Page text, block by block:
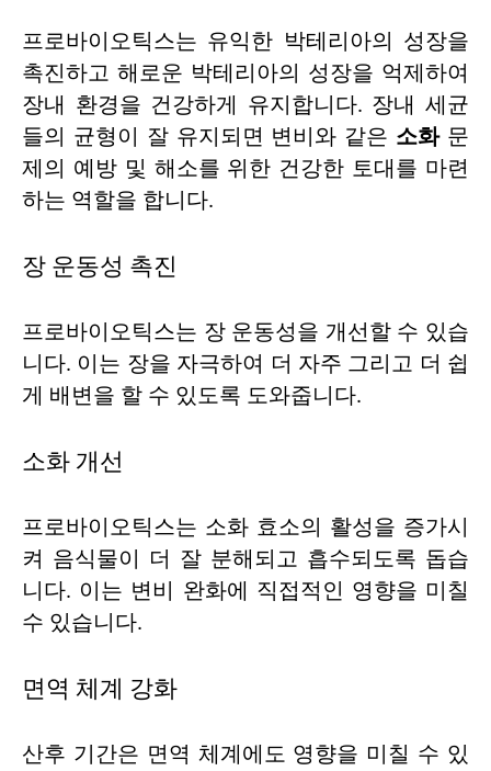
프로바이오틱스는 유익한 박테리아의 성장을
촉진하고 해로운 박테리아의 성장을 억제하여
장내 환경을 건강하게 유지합니다. 장내 세균
들의 균형이 잘 유지되면 변비와 같은 소화문
제의 예방 및 해소를 위한 건강한 토대를 마련
하는 역할을 합니다.
장 운동성 촉진
프로바이오틱스는 장 운동성을 개선할 수 있습
니다. 이는 장을 자극하여 더 자주 그리고 더 쉽
게 배변을 할 수 있도록 도와줍니다.
소화 개선
프로바이오틱스는 소화 효소의 활성을 증가시
켜 음식물이 더 잘 분해되고 흡수되도록 돕습
니다. 이는 변비 완화에 직접적인 영향을 미칠
수 있습니다.
면역 체계 강화
산후 기간은 면역 체계에도 영향을 미칠 수 있